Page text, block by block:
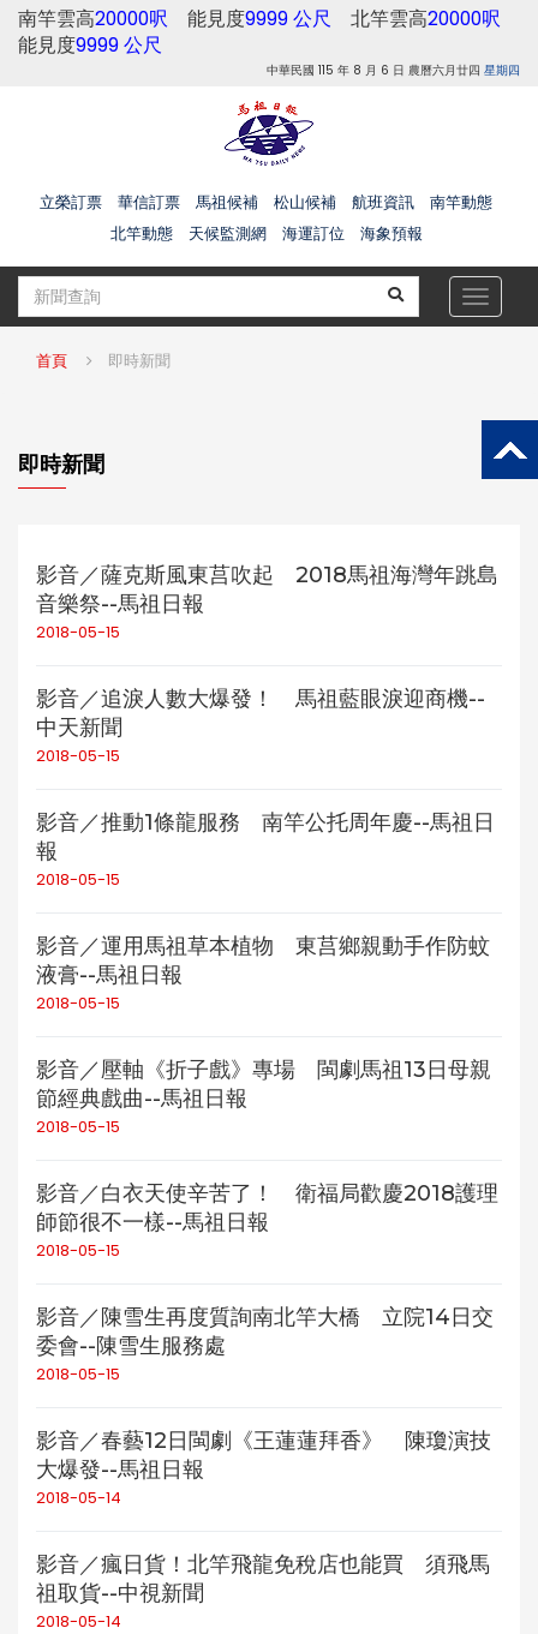
南竿雲高20000呎 能見度9999 公尺 北竿雲高20000呎
能見度9999 公尺
中華民國 115 年 8 月 6 日 農曆六月廿四 星期四
立榮訂票 華信訂票 馬祖候補 松山候補 航班資訊
南竿動態
北竿動態
天候監測網 海運訂位 海象預報
Toggle
首頁 即時新聞
即時新聞
影音／薩克斯風東莒吹起 2018馬祖海灣年跳島
音樂祭--馬祖日報
2018-05-15
影音／追淚人數大爆發！ 馬祖藍眼淚迎商機--
中天新聞
2018-05-15
影音／推動1條龍服務 南竿公托周年慶--馬祖日
報
2018-05-15
影音／運用馬祖草本植物 東莒鄉親動手作防蚊
液膏--馬祖日報
2018-05-15
影音／壓軸《折子戲》專場 閩劇馬祖13日母親
節經典戲曲--馬祖日報
2018-05-15
影音／白衣天使辛苦了！ 衛福局歡慶2018護理
師節很不一樣--馬祖日報
2018-05-15
影音／陳雪生再度質詢南北竿大橋 立院14日交
委會--陳雪生服務處
2018-05-15
影音／春藝12日閩劇《王蓮蓮拜香》 陳瓊演技
大爆發--馬祖日報
2018-05-14
影音／瘋日貨！北竿飛龍免稅店也能買 須飛馬
祖取貨--中視新聞
2018-05-14